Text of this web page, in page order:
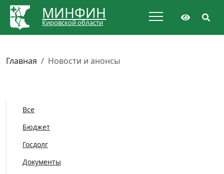
МИНФИН
Кировской области
Главная Новости и анонсы
Все
Бюджет
Госдолг
Документы